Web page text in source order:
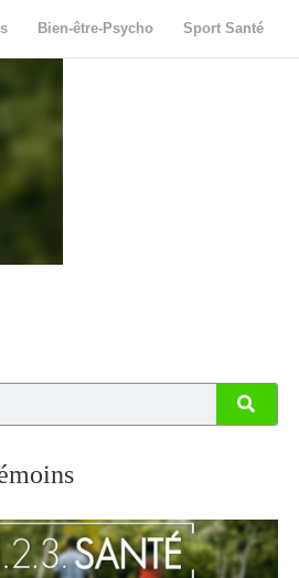
Bien-être-Psycho Sport Santé